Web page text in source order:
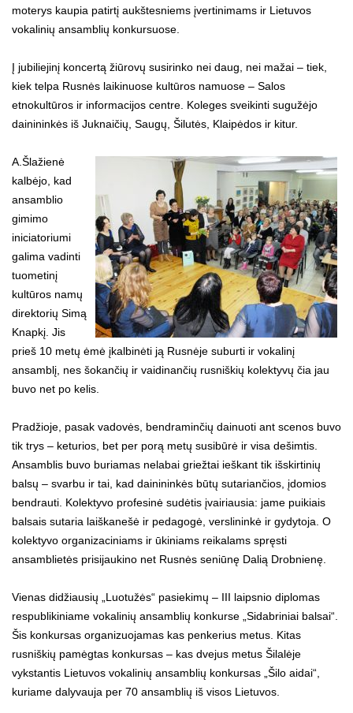
moterys kaupia patirtį aukštesniems įvertinimams ir Lietuvos
vokalinių ansamblių konkursuose.
Į jubiliejinį koncertą žiūrovų susirinko nei daug, nei mažai – tiek,
kiek telpa Rusnės laikinuose kultūros namuose – Salos
etnokultūros ir informacijos centre. Koleges sveikinti sugužėjo
dainininkės iš Juknaičių, Saugų, Šilutės, Klaipėdos ir kitur.
A.Šlažienė
kalbėjo, kad
ansamblio
gimimo
iniciatoriumi
galima vadinti
tuometinį
kultūros namų
direktorių Simą
Knapkį. Jis
prieš 10 metų ėmė įkalbinėti ją Rusnėje suburti ir vokalinį
ansamblį, nes šokančių ir vaidinančių rusniškių kolektyvų čia jau
buvo net po kelis.
Pradžioje, pasak vadovės, bendraminčių dainuoti ant scenos buvo
tik trys – keturios, bet per porą metų susibūrė ir visa dešimtis.
Ansamblis buvo buriamas nelabai griežtai ieškant tik išskirtinių
balsų – svarbu ir tai, kad dainininkės būtų sutariančios, įdomios
bendrauti. Kolektyvo profesinė sudėtis įvairiausia: jame puikiais
balsais sutaria laiškanešė ir pedagogė, verslininkė ir gydytoja. O
kolektyvo organizaciniams ir ūkiniams reikalams spręsti
ansamblietės prisijaukino net Rusnės seniūnę Dalią Drobnienę.
Vienas didžiausių „Luotužės“ pasiekimų – III laipsnio diplomas
respublikiniame vokalinių ansamblių konkurse „Sidabriniai balsai“.
Šis konkursas organizuojamas kas penkerius metus. Kitas
rusniškių pamėgtas konkursas – kas dvejus metus Šilalėje
vykstantis Lietuvos vokalinių ansamblių konkursas „Šilo aidai“,
kuriame dalyvauja per 70 ansamblių iš visos Lietuvos.